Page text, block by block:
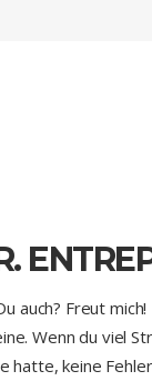
auch? Freut
Wenn du
hatte, keine